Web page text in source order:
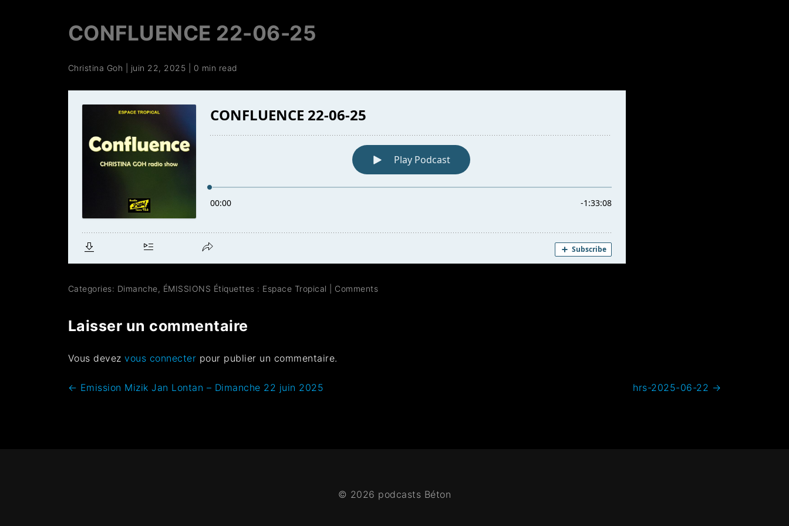
CONFLUENCE 22-06-25
Christina Goh juin 22, 2025 0 min read
Categories: Dimanche, ÉMISSIONS Étiquettes : Espace Tropical Comments
Laisser un commentaire
Vous devezvous connecter pour publier un commentaire.
← Emission Mizik Jan Lontan – Dimanche 22 juin 2025 hrs-2025-06-22 →
© 2026 podcasts Béton